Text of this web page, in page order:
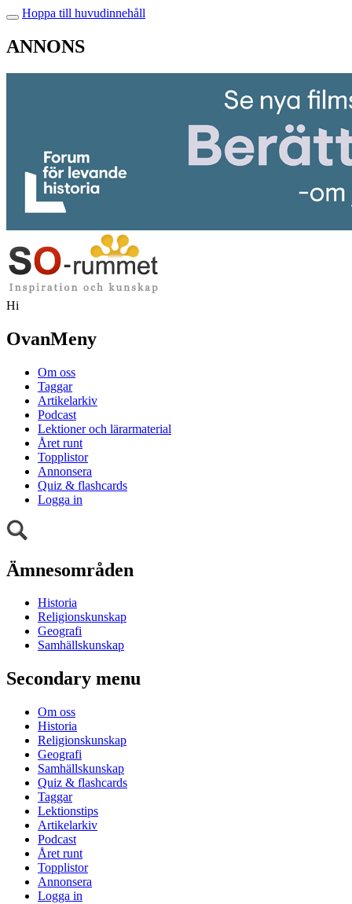
Hoppa till huvudinnehåll
ANNONS
Hi
OvanMeny
Om oss
Taggar
Artikelarkiv
Podcast
Lektioner och lärarmaterial
Året runt
Topplistor
Annonsera
Quiz & flashcards
Logga in
Ämnesområden
Historia
Religionskunskap
Geografi
Samhällskunskap
Secondary menu
Om oss
Historia
Religionskunskap
Geografi
Samhällskunskap
Quiz & flashcards
Taggar
Lektionstips
Artikelarkiv
Podcast
Året runt
Topplistor
Annonsera
Logga in